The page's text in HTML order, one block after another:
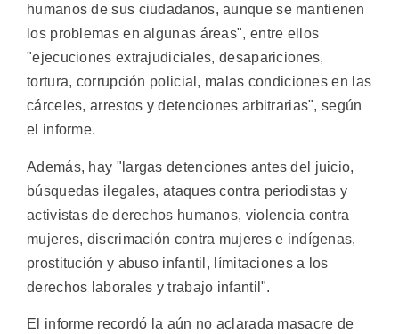
humanos de sus ciudadanos, aunque se mantienen
los problemas en algunas áreas", entre ellos
"ejecuciones extrajudiciales, desapariciones,
tortura, corrupción policial, malas condiciones en las
cárceles, arrestos y detenciones arbitrarias", según
el informe.
Además, hay "largas detenciones antes del juicio,
búsquedas ilegales, ataques contra periodistas y
activistas de derechos humanos, violencia contra
mujeres, discrimación contra mujeres e indígenas,
prostitución y abuso infantil, límitaciones a los
derechos laborales y trabajo infantil".
El informe recordó la aún no aclarada masacre de